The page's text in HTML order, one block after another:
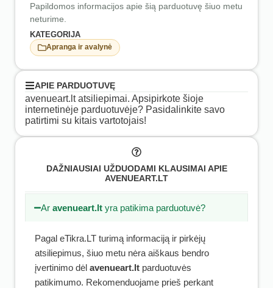
Papildomos informacijos apie šią parduotuvę šiuo metu
neturime.
KATEGORIJA
Apranga ir avalynė
APIE PARDUOTUVĘ
avenueart.lt atsiliepimai. Apsipirkote šioje
internetinėje parduotuvėje? Pasidalinkite savo
patirtimi su kitais vartotojais!
DAŽNIAUSIAI UŽDUODAMI KLAUSIMAI APIE
AVENUEART.LT
Aravenueart.lt yra patikima parduotuvė?
Pagal eTikra.LT turimą informaciją ir pirkėjų
atsiliepimus, šiuo metu nėra aiškaus bendro
įvertinimo dėl avenueart.lt parduotuvės
patikimumo. Rekomenduojame prieš perkant